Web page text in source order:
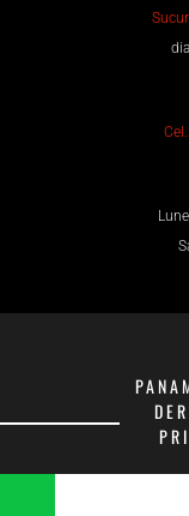
Cel.: